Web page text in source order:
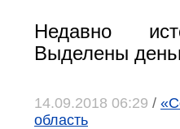
Недавно
Выделены
14.09.2018 06:29 /
область